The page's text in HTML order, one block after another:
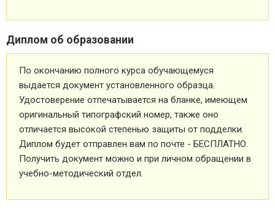
Диплом об образовании
По окончанию полного курса обучающемуся
выдается документ установленного образца.
Удостоверение отпечатывается на бланке, имеющем
оригинальный типографский номер, также оно
отличается высокой степенью защиты от подделки.
Диплом будет отправлен вам по почте - БЕСПЛАТНО.
Получить документ можно и при личном обращении в
учебно-методический отдел.